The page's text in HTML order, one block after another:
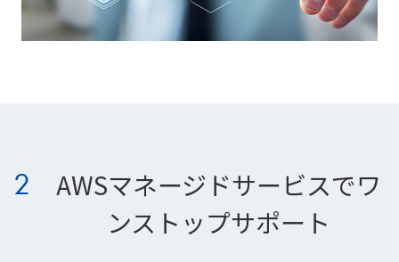
2
AWSマネージドサービスでワ
ンストップサポート